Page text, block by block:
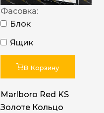
Фасовка:
Блок
Ящик
В Корзину
Marlboro Red KS
Золоте Кольцо